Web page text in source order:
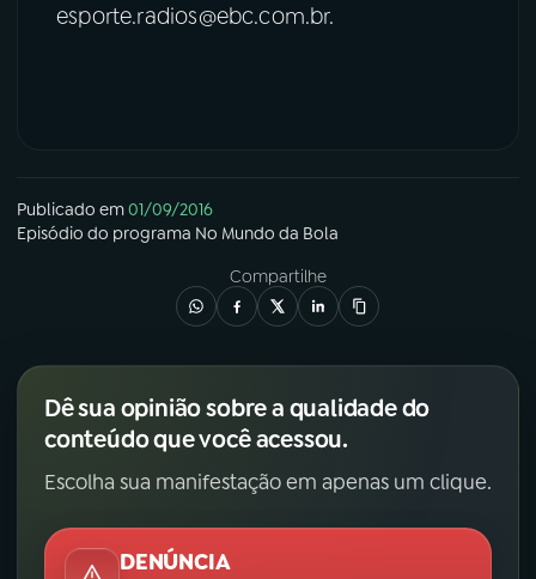
esporte.radios@ebc.com.br.
Publicado em01/09/2016
Episódio do programa No Mundo da Bola
Compartilhe
Dê sua opinião sobre a qualidade do
conteúdo que você acessou.
Escolha sua manifestação em apenas um clique.
DENÚNCIA